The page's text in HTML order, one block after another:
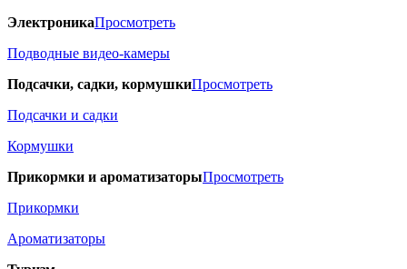
ЭлектроникаПросмотреть
Подводные видео-камеры
Подсачки, садки, кормушкиПросмотреть
Подсачки и садки
Кормушки
Прикормки и ароматизаторыПросмотреть
Прикормки
Ароматизаторы